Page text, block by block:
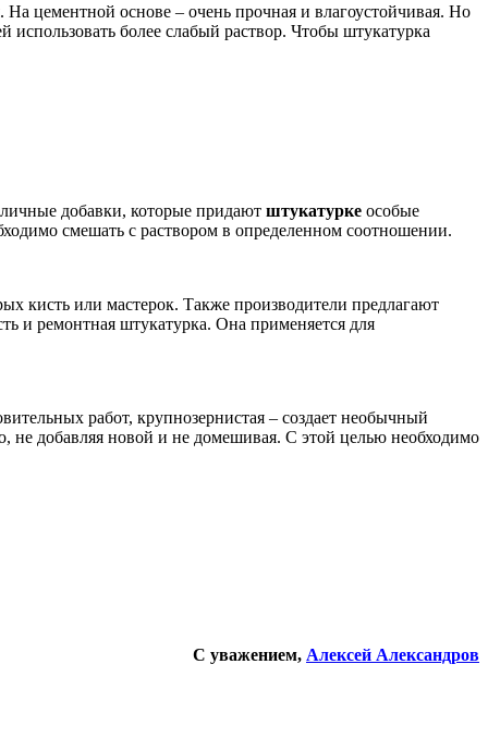
цементной основе – очень прочная и влагоустойчивая. Но
использовать более слабый раствор. Чтобы штукатурка
добавки, которые придают штукатурке особые
смешать с раствором в определенном соотношении.
кисть или мастерок. Также производители предлагают
и ремонтная штукатурка. Она применяется для
работ, крупнозернистая – создает необычный
не добавляя новой и не домешивая. С этой целью необходимо
С уважением, Алексей Александров